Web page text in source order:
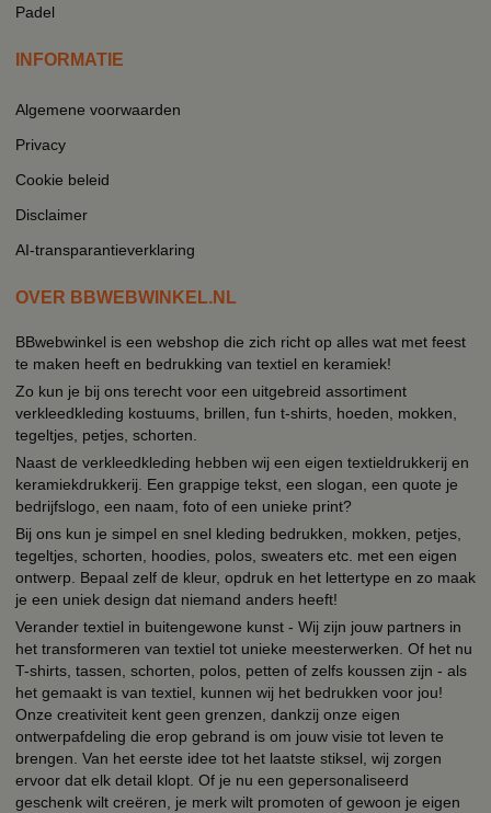
Padel
INFORMATIE
Algemene voorwaarden
Privacy
Cookie beleid
Disclaimer
AI-transparantieverklaring
OVER BBWEBWINKEL.NL
BBwebwinkel is een webshop die zich richt op alles wat met feest
te maken heeft en bedrukking van textiel en keramiek!
Zo kun je bij ons terecht voor een uitgebreid assortiment
verkleedkleding kostuums, brillen, fun t-shirts, hoeden, mokken,
tegeltjes, petjes, schorten.
Naast de verkleedkleding hebben wij een eigen textieldrukkerij en
keramiekdrukkerij. Een grappige tekst, een slogan, een quote je
bedrijfslogo, een naam, foto of een unieke print?
Bij ons kun je simpel en snel kleding bedrukken, mokken, petjes,
tegeltjes, schorten, hoodies, polos, sweaters etc. met een eigen
ontwerp. Bepaal zelf de kleur, opdruk en het lettertype en zo maak
je een uniek design dat niemand anders heeft!
Verander textiel in buitengewone kunst - Wij zijn jouw partners in
het transformeren van textiel tot unieke meesterwerken. Of het nu
T-shirts, tassen, schorten, polos, petten of zelfs koussen zijn - als
het gemaakt is van textiel, kunnen wij het bedrukken voor jou!
Onze creativiteit kent geen grenzen, dankzij onze eigen
ontwerpafdeling die erop gebrand is om jouw visie tot leven te
brengen. Van het eerste idee tot het laatste stiksel, wij zorgen
ervoor dat elk detail klopt. Of je nu een gepersonaliseerd
geschenk wilt creëren, je merk wilt promoten of gewoon je eigen